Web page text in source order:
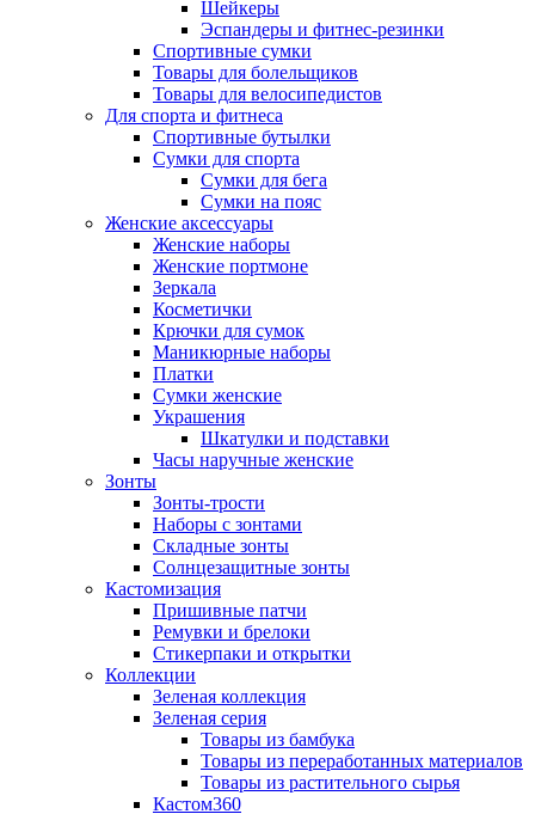
Шейкеры
Эспандеры и фитнес-резинки
Спортивные сумки
Товары для болельщиков
Товары для велосипедистов
Для спорта и фитнеса
Спортивные бутылки
Сумки для спорта
Сумки для бега
Сумки на пояс
Женские аксессуары
Женские наборы
Женские портмоне
Зеркала
Косметички
Крючки для сумок
Маникюрные наборы
Платки
Сумки женские
Украшения
Шкатулки и подставки
Часы наручные женские
Зонты
Зонты-трости
Наборы с зонтами
Складные зонты
Солнцезащитные зонты
Кастомизация
Пришивные патчи
Ремувки и брелоки
Стикерпаки и открытки
Коллекции
Зеленая коллекция
Зеленая серия
Товары из бамбука
Товары из переработанных материалов
Товары из растительного сырья
Кастом360